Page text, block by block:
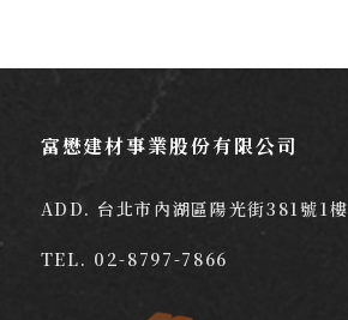
富懋建材事業股份有限公司
ADD. 台北市內湖區陽光街381號1樓
TEL. 02-8797-7866